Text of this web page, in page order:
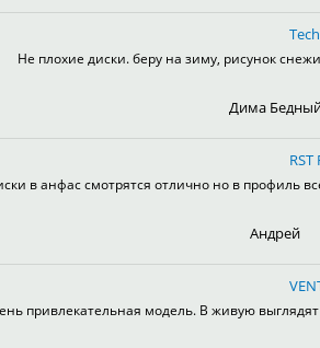
Не плохие диски. беру на зиму, рисунок
Дима
в анфас смотрятся отлично но в профиль
Андрей
привлекательная модель. В живую